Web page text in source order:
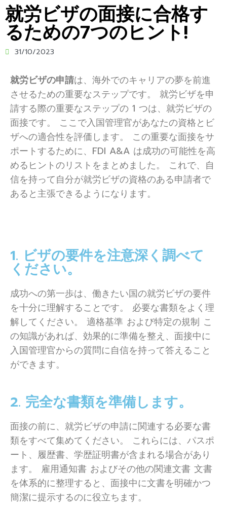
就労ビザの面接に合格す
るための7つのヒント!
31/10/2023
就労ビザの申請は、海外でのキャリアの夢を前進
させるための重要なステップです。 就労ビザを申
請する際の重要なステップの 1 つは、就労ビザの
面接です。 ここで入国管理官があなたの資格とビ
ザへの適合性を評価します。 この重要な面接をサ
ポートするために、FDI A&A は成功の可能性を高
めるヒントのリストをまとめました。 これで、自
信を持って自分が就労ビザの資格のある申請者で
あると主張できるようになります。
1. ビザの要件を注意深く調べて
ください。
成功への第一歩は、働きたい国の就労ビザの要件
を十分に理解することです。 必要な書類をよく理
解してください。 適格基準 および特定の規制 こ
の知識があれば、効果的に準備を整え、面接中に
入国管理官からの質問に自信を持って答えること
ができます。
2. 完全な書類を準備します。
面接の前に、就労ビザの申請に関連する必要な書
類をすべて集めてください。 これらには、パスポ
ート、履歴書、学歴証明書が含まれる場合があり
ます。 雇用通知書 およびその他の関連文書 文書
を体系的に整理すると、面接中に文書を明確かつ
簡潔に提示するのに役立ちます。